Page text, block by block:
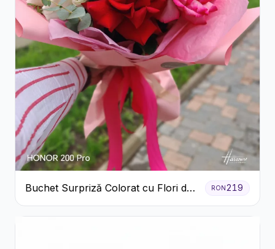
Buchet Surpriză Colorat cu Flori de
Sezon
RON219